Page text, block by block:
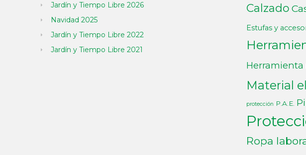
Jardín y Tiempo Libre 2026
Navidad 2025
Jardín y Tiempo Libre 2022
Jardín y Tiempo Libre 2021
Calzado
Estufas y
Material
protección P.A.E.
Ropa